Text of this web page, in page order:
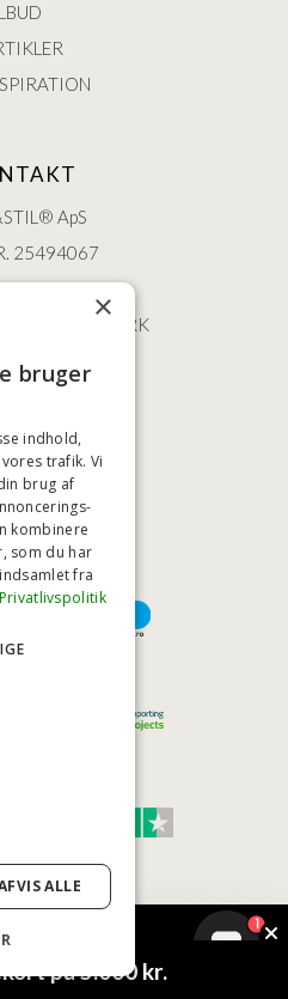
ApS
25494067
202
• DANMARK
5084
SCORE 4,7
ApS 2026
×
bruger
indhold,
trafik. Vi
brug af
kombinere
som du har
fra
Privatlivspolitik
ALLE
1
på 5.000 kr.